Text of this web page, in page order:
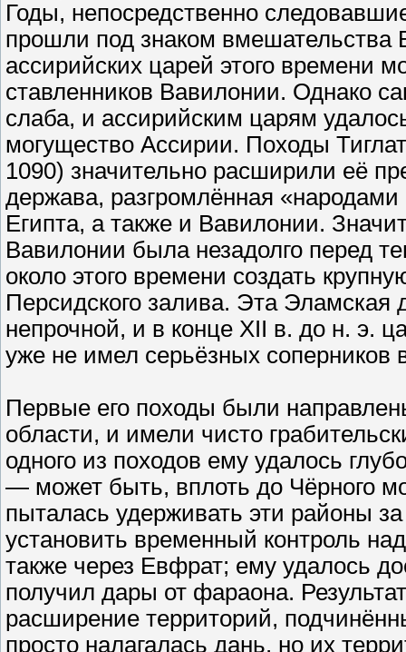
Годы, непосредственно
прошли под знаком вмешательства
ассирийских царей этого времени
ставленников Вавилонии. Однако
слаба, и ассирийским царям
могущество Ассирии. Походы
1090) значительно расширили её
держава, разгромлённая
Египта, а также и Вавилонии.
Вавилонии была незадолго перед
около этого времени создать
Персидского залива. Эта Эламская
непрочной, и в конце XII в. до н. э.
уже не имел серьёзных соперников
Первые его походы были
области, и имели чисто
одного из походов ему удалось
— может быть, вплоть до Чёрного
пыталась удерживать эти районы
установить временный контроль
также через Евфрат; ему удалось
получил дары от фараона.
расширение территорий,
просто налагалась дань, но их